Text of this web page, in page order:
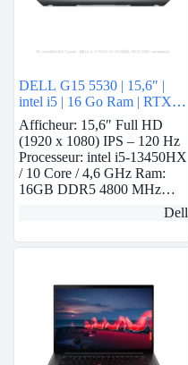
DELL G15 5530 | 15,6″ |
intel i5 | 16 Go Ram | RTX
3050
Afficheur: 15,6″ Full HD
(1920 x 1080) IPS – 120 Hz
Processeur: intel i5-13450HX
/ 10 Core / 4,6 GHz Ram:
16GB DDR5 4800 MHz…
Dell